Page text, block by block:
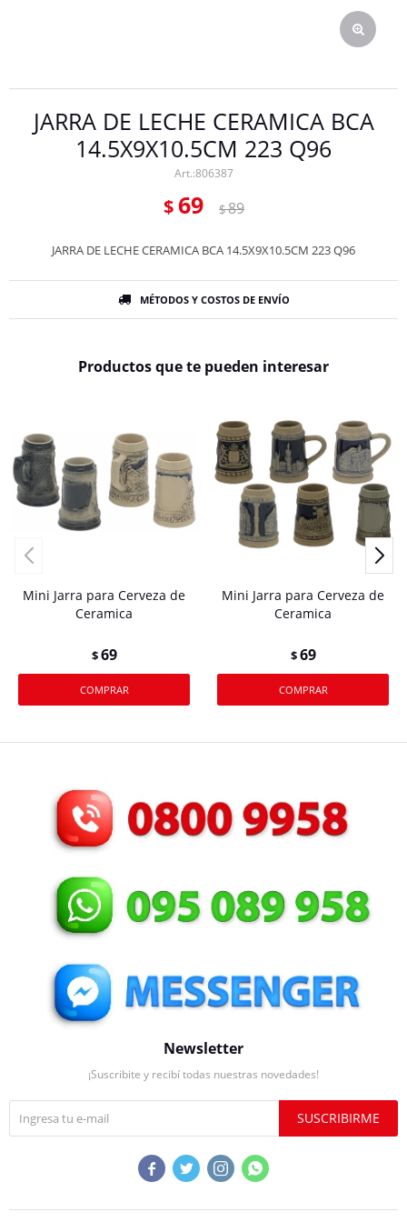
JARRA DE LECHE CERAMICA BCA
14.5X9X10.5CM 223 Q96
806387
$ 69 $89
JARRA DE LECHE CERAMICA BCA 14.5X9X10.5CM 223 Q96
MÉTODOS Y COSTOS DE ENVÍO
Productos que te pueden interesar
Mini Jarra para Cerveza de
Ceramica
$69
Mini Jarra para Cerveza de
Ceramica
$69
Newsletter
¡Suscribite y recibí todas nuestras novedades!
SUSCRIBIRME
   